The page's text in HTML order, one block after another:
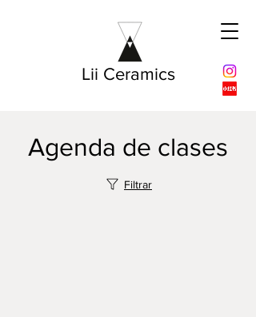
Lii Ceramics
Agenda de clases
Filtrar